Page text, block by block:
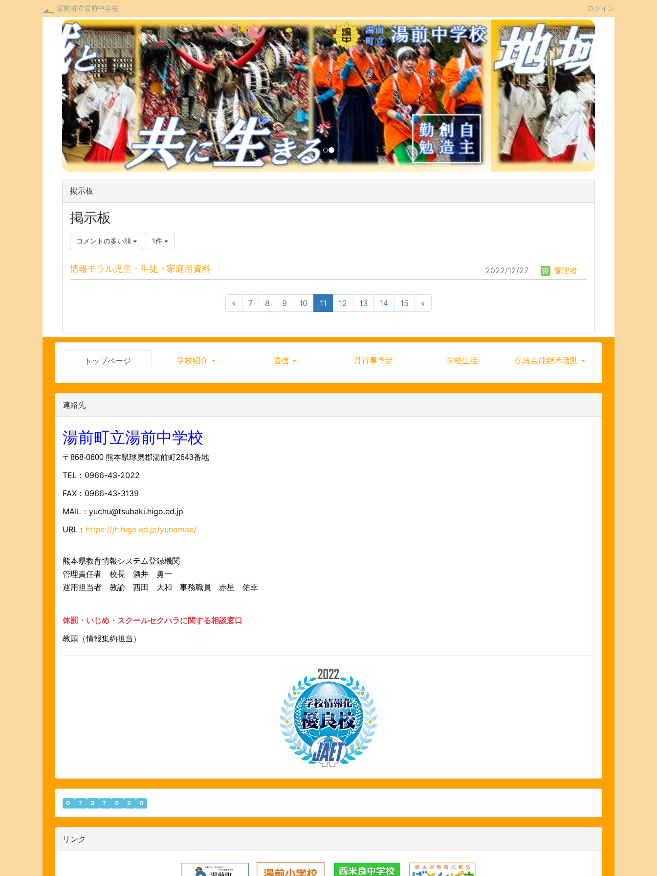
湯前町立湯前中学校 ログイン
p
r
e
v
i
o
u
s
n
e
x
t
掲示板
掲示板
コメントの多い順 1件
情報モラル児童・生徒・家庭用資料 2022/12/27 管理者
« 7 8 9 10 11 12 13 14 15 »
トップページ 学校紹介 通信 月行事予定 学校生活 伝統芸能継承活動
連絡先
湯前町立湯前中学校
〒868-0600 熊本県球磨郡湯前町2643番地
TEL：0966-43-2022
FAX：0966-43-3139
MAIL：yuchu@tsubaki.higo.ed.jp
URL： https://jh.higo.ed.jp/yunomae/
熊本県教育情報システム登録機関
管理責任者 校長 酒井 勇一
運用担当者 教諭 西田 大和 事務職員 赤星 佑幸
体罰・いじめ・スクールセクハラに関する相談窓口
教頭（情報集約担当）
0 7 3 7 0 2 0
リンク